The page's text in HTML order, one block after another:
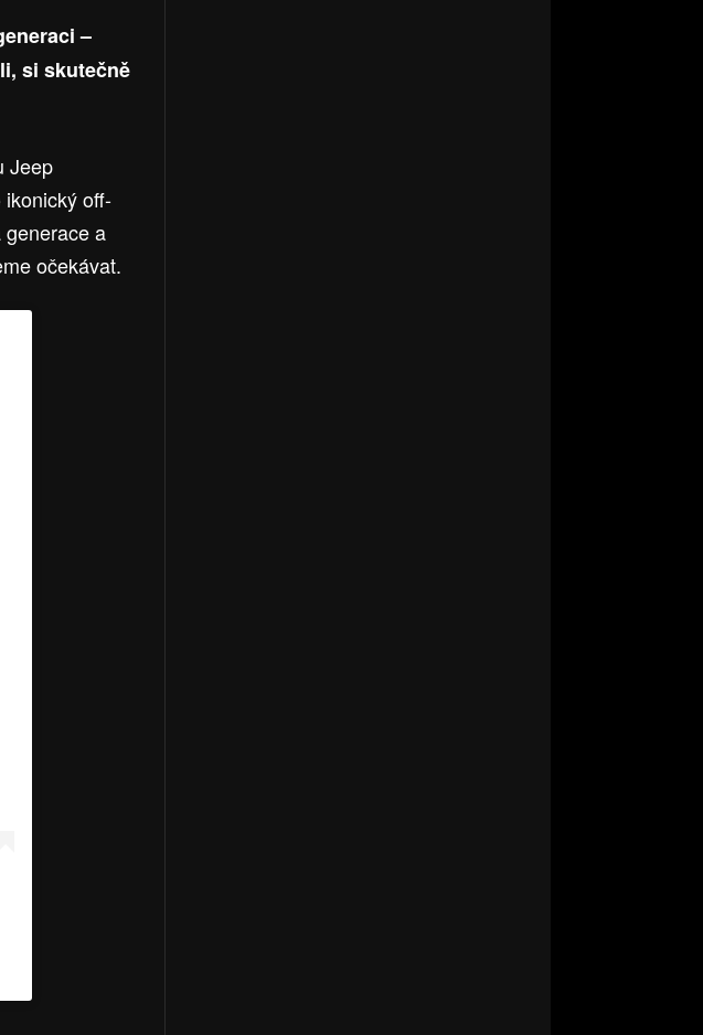
–
si skutečně
Jeep
off-
a
očekávat.